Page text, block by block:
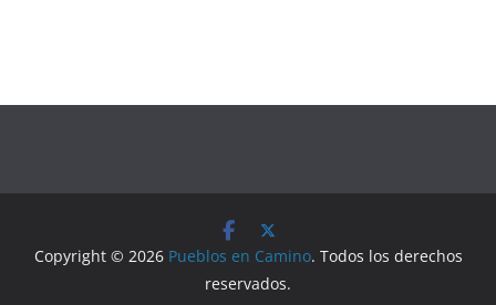
Copyright © 2026 Pueblos en Camino. Todos los derechos
reservados.